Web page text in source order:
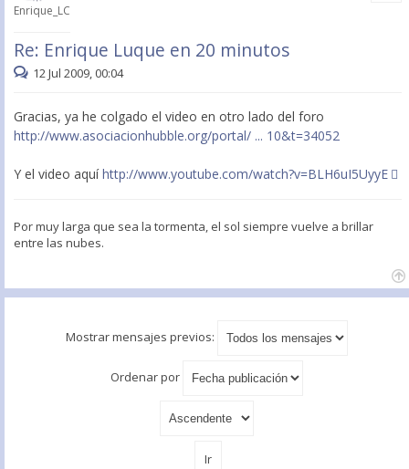
Enrique_LC
Re: Enrique Luque en 20 minutos
12 Jul 2009, 00:04
Gracias, ya he colgado el video en otro lado del foro
http://www.asociacionhubble.org/portal/ ... 10&t=34052
Y el video aquíhttp://www.youtube.com/watch?v=BLH6uI5UyyE
Por muy larga que sea la tormenta, el sol siempre vuelve a brillar
entre las nubes.
Mostrar mensajes previos:
Ordenar por